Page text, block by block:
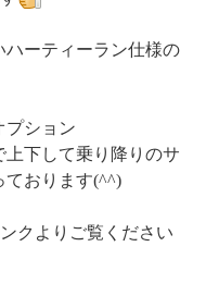
ーティーラン仕様の
プション
下して乗り降りのサ
ております(^^)
クよりご覧ください